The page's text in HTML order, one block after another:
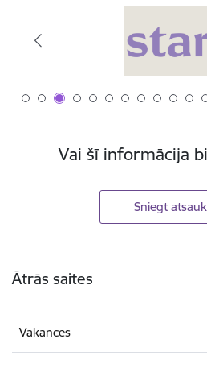
Vai šī informācija
Sniegt
Ātrās saites
Vakances